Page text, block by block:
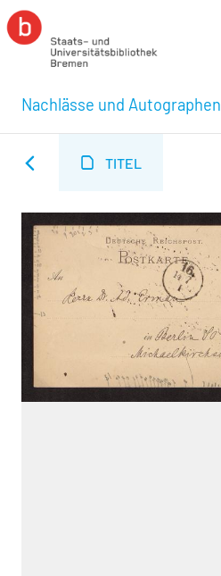
Nachlässe und Autographen
TITEL